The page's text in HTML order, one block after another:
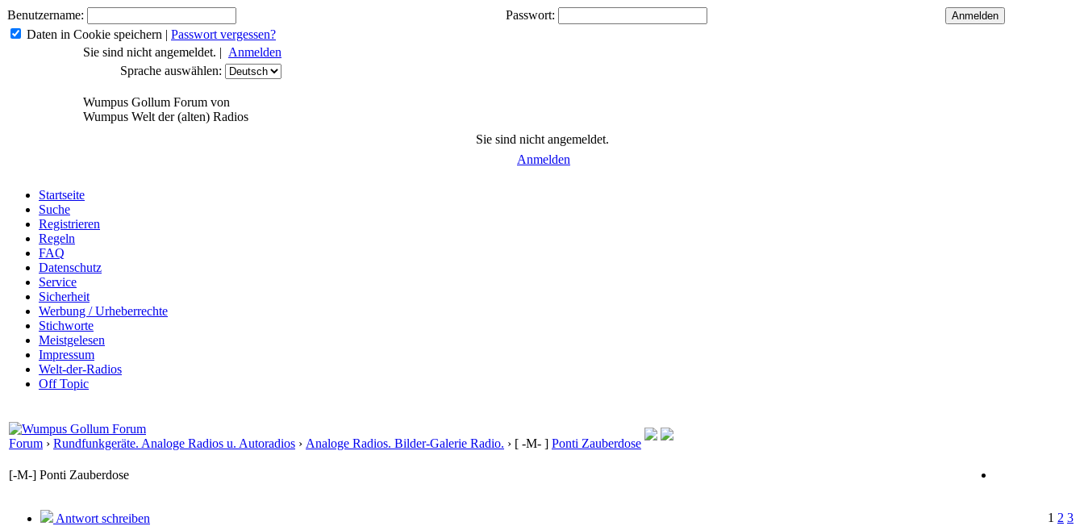
Benutzername:
Passwort:
Daten in Cookie speichern | Passwort vergessen?
Sie sind nicht angemeldet. | Anmelden
Sprache auswählen:
Wumpus Gollum Forum von
Wumpus Welt der (alten) Radios
Sie sind nicht angemeldet.
Anmelden
Startseite
Suche
Registrieren
Regeln
FAQ
Datenschutz
Service
Sicherheit
Werbung / Urheberrechte
Stichworte
Meistgelesen
Impressum
Welt-der-Radios
Off Topic
Forum › Rundfunkgeräte. Analoge Radios u. Autoradios › Analoge Radios. Bilder-Galerie Radio. › [ -M- ] Ponti Zauberdose
[-M-] Ponti Zauberdose
Antwort schreiben 1 2 3